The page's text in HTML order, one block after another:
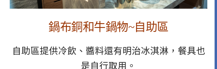
鍋布銅和牛鍋物~自助區
自助區提供冷飲、醬料還有明治冰淇淋，餐具也
是自行取用。